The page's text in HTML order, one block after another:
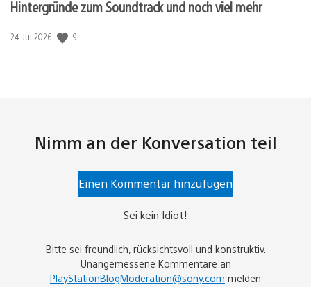
Hintergründe zum Soundtrack und noch viel mehr
Veröffentlichungsdatum:
24. Jul 2026 9
Nimm an der Konversation teil
Einen Kommentar hinzufügen
Sei kein Idiot!
Bitte sei freundlich, rücksichtsvoll und konstruktiv.
Unangemessene Kommentare an
PlayStationBlogModeration@sony.com melden